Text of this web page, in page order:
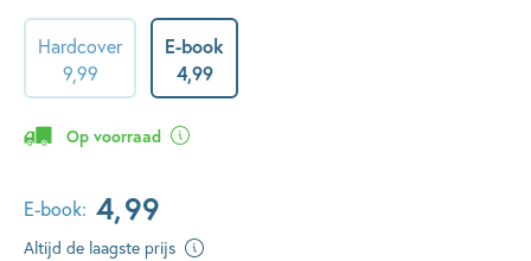
Hardcover
9,99
E-book
4,99
Op voorraad
E-book: 4,99
Altijd de laagste prijs